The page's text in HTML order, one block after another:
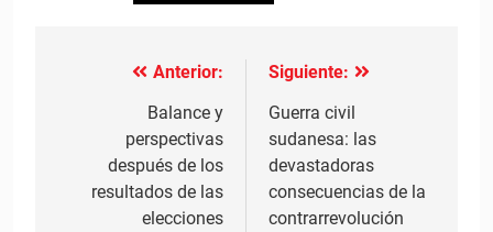
Navegación
entradas
Anterior:
Balance y
perspectivas
después de los
resultados de las
elecciones
Siguiente:
Guerra civil
sudanesa: las
devastadoras
consecuencias de la
contrarrevolución